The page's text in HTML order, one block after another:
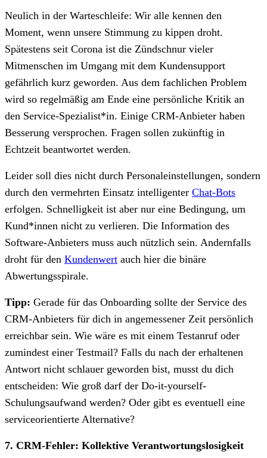
Neulich in der Warteschleife: Wir alle kennen den
Moment, wenn unsere Stimmung zu kippen droht.
Spätestens seit Corona ist die Zündschnur vieler
Mitmenschen im Umgang mit dem Kundensupport
gefährlich kurz geworden. Aus dem fachlichen Problem
wird so regelmäßig am Ende eine persönliche Kritik an
den Service-Spezialist*in. Einige CRM-Anbieter haben
Besserung versprochen. Fragen sollen zukünftig in
Echtzeit beantwortet werden.
Leider soll dies nicht durch Personaleinstellungen, sondern
durch den vermehrten Einsatz intelligenter Chat-Bots
erfolgen. Schnelligkeit ist aber nur eine Bedingung, um
Kund*innen nicht zu verlieren. Die Information des
Software-Anbieters muss auch nützlich sein. Andernfalls
droht für den Kundenwert auch hier die binäre
Abwertungsspirale.
Tipp: Gerade für das Onboarding sollte der Service des
CRM-Anbieters für dich in angemessener Zeit persönlich
erreichbar sein. Wie wäre es mit einem Testanruf oder
zumindest einer Testmail? Falls du nach der erhaltenen
Antwort nicht schlauer geworden bist, musst du dich
entscheiden: Wie groß darf der Do-it-yourself-
Schulungsaufwand werden? Oder gibt es eventuell eine
serviceorientierte Alternative?
7. CRM-Fehler: Kollektive Verantwortungslosigkeit